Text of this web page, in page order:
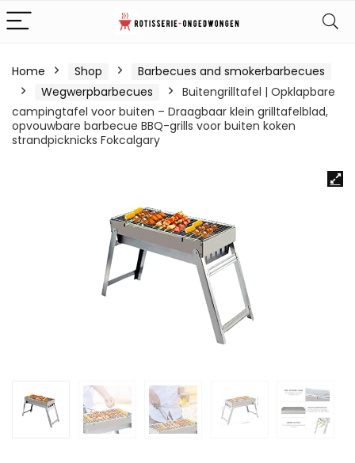
Home Shop
Barbecues and smokerbarbecues
Wegwerpbarbecues
Buitengrilltafel | Opklapbare
campingtafel voor buiten – Draagbaar klein grilltafelblad,
opvouwbare barbecue BBQ-grills voor buiten koken
strandpicknicks Fokcalgary